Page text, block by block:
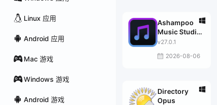
Linux 应用
Android 应用
Mac 游戏
Windows 游戏
Android 游戏
Ashampoo
Music Studio
Pro
v27.0.1
2026-08-06
Directory
Opus